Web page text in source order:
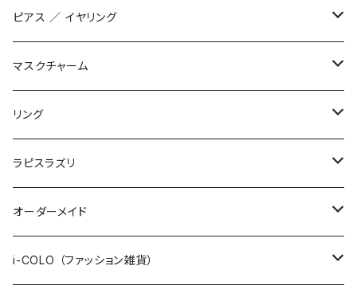
STONE ONLY
JUZUSUKE STANDARD
ブレイドブレスレット
2連ブレスレット
STONE ONLY
JUZUSUKE STANDARD
ワイヤーブレスレット
オリジナル
インポート
ピアス ／ イヤリング
オリジナル
インポート
マスクチャーム
1200+tax
1500+tax
リング
オリジナル
インポート
ラピスラズリ
ブレスレット
ネックレス
オーダーメイド
数珠ブレスレット
i-COLO （ファッション雑貨）